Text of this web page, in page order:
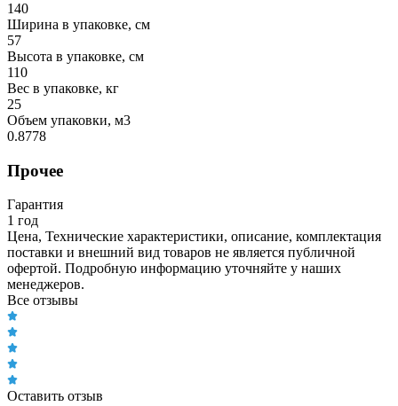
140
Ширина в упаковке, см
57
Высота в упаковке, см
110
Вес в упаковке, кг
25
Объем упаковки, м3
0.8778
Прочее
Гарантия
1 год
Цена, Технические характеристики, описание, комплектация
поставки и внешний вид товаров не является публичной
офертой. Подробную информацию уточняйте у наших
менеджеров.
Все отзывы
Оставить отзыв